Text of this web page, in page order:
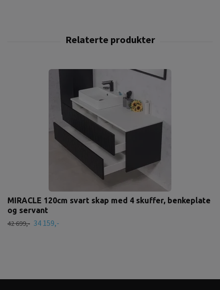
MIRACLE 120cm svart skap med 4 skuffer, benkeplate
og servant
42 699,- 34 159,-